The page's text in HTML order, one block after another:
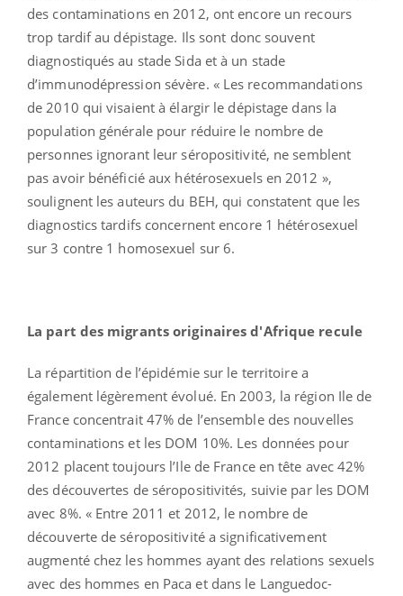
des contaminations en 2012, ont encore un recours
trop tardif au dépistage. Ils sont donc souvent
diagnostiqués au stade Sida et à un stade
d’immunodépression sévère. « Les recommandations
de 2010 qui visaient à élargir le dépistage dans la
population générale pour réduire le nombre de
personnes ignorant leur séropositivité, ne semblent
pas avoir bénéficié aux hétérosexuels en 2012 »,
soulignent les auteurs du BEH, qui constatent que les
diagnostics tardifs concernent encore 1 hétérosexuel
sur 3 contre 1 homosexuel sur 6.
La part des migrants originaires d'Afrique recule
La répartition de l’épidémie sur le territoire a
également légèrement évolué. En 2003, la région Ile de
France concentrait 47% de l’ensemble des nouvelles
contaminations et les DOM 10%. Les données pour
2012 placent toujours l’Ile de France en tête avec 42%
des découvertes de séropositivités, suivie par les DOM
avec 8%. « Entre 2011 et 2012, le nombre de
découverte de séropositivité a significativement
augmenté chez les hommes ayant des relations sexuels
avec des hommes en Paca et dans le Languedoc-